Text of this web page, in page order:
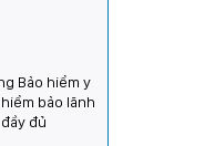
Bảo hiểm y
bảo lãnh
đầy đủ